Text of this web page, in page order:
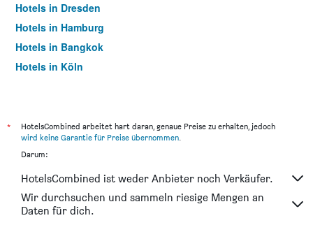
Hotels in Dresden
Hotels in Hamburg
Hotels in Bangkok
Hotels in Köln
*
HotelsCombined arbeitet hart daran, genaue Preise zu erhalten, jedoch
wird keine Garantie für Preise übernommen.
Darum:
HotelsCombined ist weder Anbieter noch Verkäufer.
Wir durchsuchen und sammeln riesige Mengen an
Daten für dich.